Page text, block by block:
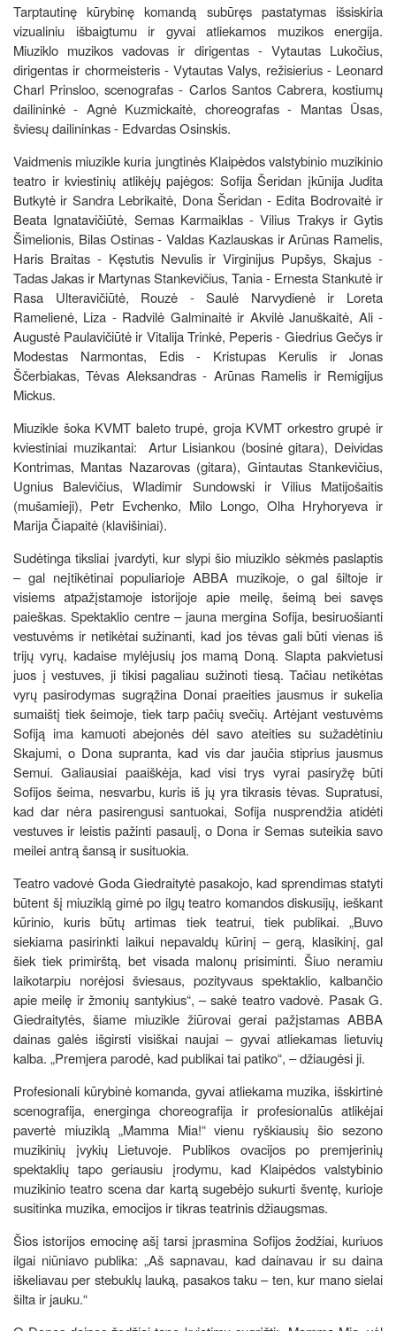
Tarptautinę kūrybinę komandą subūręs pastatymas išsiskiria
vizualiniu išbaigtumu ir gyvai atliekamos muzikos energija.
Miuziklo muzikos vadovas ir dirigentas - Vytautas Lukočius,
dirigentas ir chormeisteris - Vytautas Valys, režisierius - Leonard
Charl Prinsloo, scenografas - Carlos Santos Cabrera, kostiumų
dailininkė - Agnė Kuzmickaitė, choreografas - Mantas Ūsas,
šviesų dailininkas - Edvardas Osinskis.
Vaidmenis miuzikle kuria jungtinės Klaipėdos valstybinio muzikinio
teatro ir kviestinių atlikėjų pajėgos: Sofija Šeridan įkūnija Judita
Butkytė ir Sandra Lebrikaitė, Dona Šeridan - Edita Bodrovaitė ir
Beata Ignatavičiūtė, Semas Karmaiklas - Vilius Trakys ir Gytis
Šimelionis, Bilas Ostinas - Valdas Kazlauskas ir Arūnas Ramelis,
Haris Braitas - Kęstutis Nevulis ir Virginijus Pupšys, Skajus -
Tadas Jakas ir Martynas Stankevičius, Tania - Ernesta Stankutė ir
Rasa Ulteravičiūtė, Rouzė - Saulė Narvydienė ir Loreta
Ramelienė, Liza - Radvilė Galminaitė ir Akvilė Januškaitė, Ali -
Augustė Paulavičiūtė ir Vitalija Trinkė, Peperis - Giedrius Gečys ir
Modestas Narmontas, Edis - Kristupas Kerulis ir Jonas
Ščerbiakas, Tėvas Aleksandras - Arūnas Ramelis ir Remigijus
Mickus.
Miuzikle šoka KVMT baleto trupė, groja KVMT orkestro grupė ir
kviestiniai muzikantai: Artur Lisiankou (bosinė gitara), Deividas
Kontrimas, Mantas Nazarovas (gitara), Gintautas Stankevičius,
Ugnius Balevičius, Wladimir Sundowski ir Vilius Matijošaitis
(mušamieji), Petr Evchenko, Milo Longo, Olha Hryhoryeva ir
Marija Čiapaitė (klavišiniai).
Sudėtinga tiksliai įvardyti, kur slypi šio miuziklo sėkmės paslaptis
– gal neįtikėtinai populiarioje ABBA muzikoje, o gal šiltoje ir
visiems atpažįstamoje istorijoje apie meilę, šeimą bei savęs
paieškas. Spektaklio centre – jauna mergina Sofija, besiruošianti
vestuvėms ir netikėtai sužinanti, kad jos tėvas gali būti vienas iš
trijų vyrų, kadaise mylėjusių jos mamą Doną. Slapta pakvietusi
juos į vestuves, ji tikisi pagaliau sužinoti tiesą. Tačiau netikėtas
vyrų pasirodymas sugrąžina Donai praeities jausmus ir sukelia
sumaištį tiek šeimoje, tiek tarp pačių svečių. Artėjant vestuvėms
Sofiją ima kamuoti abejonės dėl savo ateities su sužadėtiniu
Skajumi, o Dona supranta, kad vis dar jaučia stiprius jausmus
Semui. Galiausiai paaiškėja, kad visi trys vyrai pasiryžę būti
Sofijos šeima, nesvarbu, kuris iš jų yra tikrasis tėvas. Supratusi,
kad dar nėra pasirengusi santuokai, Sofija nusprendžia atidėti
vestuves ir leistis pažinti pasaulį, o Dona ir Semas suteikia savo
meilei antrą šansą ir susituokia.
Teatro vadovė Goda Giedraitytė pasakojo, kad sprendimas statyti
būtent šį miuziklą gimė po ilgų teatro komandos diskusijų, ieškant
kūrinio, kuris būtų artimas tiek teatrui, tiek publikai. „Buvo
siekiama pasirinkti laikui nepavaldų kūrinį – gerą, klasikinį, gal
šiek tiek primirštą, bet visada malonų prisiminti. Šiuo neramiu
laikotarpiu norėjosi šviesaus, pozityvaus spektaklio, kalbančio
apie meilę ir žmonių santykius“, – sakė teatro vadovė. Pasak G.
Giedraitytės, šiame miuzikle žiūrovai gerai pažįstamas ABBA
dainas galės išgirsti visiškai naujai – gyvai atliekamas lietuvių
kalba. „Premjera parodė, kad publikai tai patiko“, – džiaugėsi ji.
Profesionali kūrybinė komanda, gyvai atliekama muzika, išskirtinė
scenografija, energinga choreografija ir profesionalūs atlikėjai
pavertė miuziklą „Mamma Mia!“ vienu ryškiausių šio sezono
muzikinių įvykių Lietuvoje. Publikos ovacijos po premjerinių
spektaklių tapo geriausiu įrodymu, kad Klaipėdos valstybinio
muzikinio teatro scena dar kartą sugebėjo sukurti šventę, kurioje
susitinka muzika, emocijos ir tikras teatrinis džiaugsmas.
Šios istorijos emocinę ašį tarsi įprasmina Sofijos žodžiai, kuriuos
ilgai niūniavo publika: „Aš sapnavau, kad dainavau ir su daina
iškeliavau per stebuklų lauką, pasakos taku – ten, kur mano sielai
šilta ir jauku.“